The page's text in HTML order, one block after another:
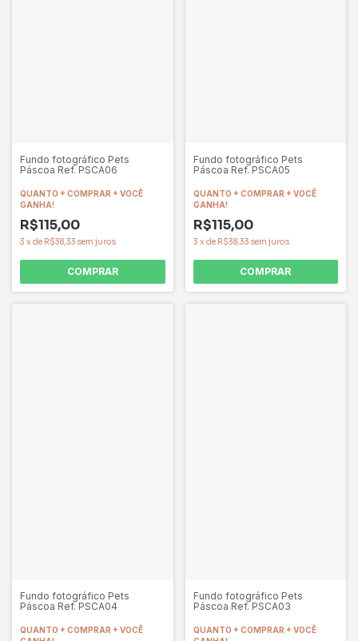
Fundo fotográfico Pets
Páscoa Ref. PSCA06
QUANTO + COMPRAR + VOCÊ
GANHA!
R$115,00
3 x de R$38,33 sem juros
COMPRAR
Fundo fotográfico Pets
Páscoa Ref. PSCA05
QUANTO + COMPRAR + VOCÊ
GANHA!
R$115,00
3 x de R$38,33 sem juros
COMPRAR
Fundo fotográfico Pets
Páscoa Ref. PSCA04
QUANTO + COMPRAR + VOCÊ
Fundo fotográfico Pets
Páscoa Ref. PSCA03
QUANTO + COMPRAR + VOCÊ